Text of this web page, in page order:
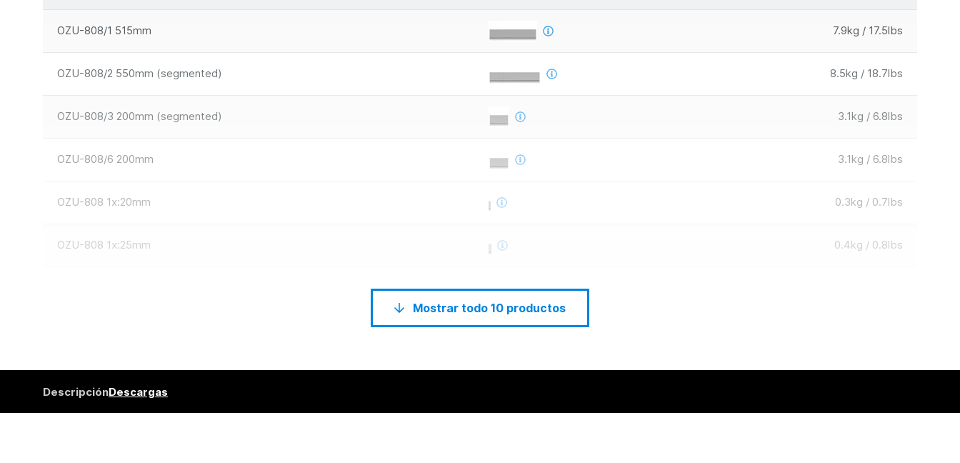
OZU-808/1 515mm 7.9kg / 17.5lbs
OZU-808/2 550mm (segmented) 8.5kg / 18.7lbs
OZU-808/3 200mm (segmented) 3.1kg / 6.8lbs
OZU-808/6 200mm 3.1kg / 6.8lbs
OZU-808 1x:20mm 0.3kg / 0.7lbs
OZU-808 1x:25mm 0.4kg / 0.8lbs
Mostrar todo 10 productos
DescripciónDescargas